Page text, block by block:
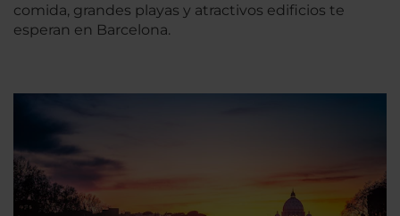
comida, grandes playas y atractivos edificios te
esperan en Barcelona.